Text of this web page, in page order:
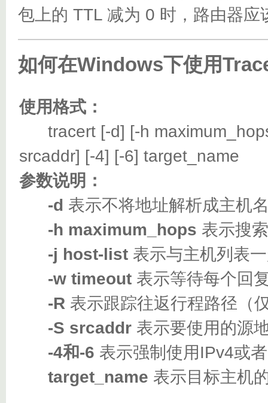
包上的 TTL 减为 0 时，路由器应
如何在Windows下使用
使用格式：
tracert [-d] [-h
srcaddr] [-4] [-6] target_name
参数说明：
-d 表示不将地址解析成主机
-h maximum_hops 表示搜
-j host-list 表示与主机列表
-w timeout 表示等待每个回
-R 表示跟踪往返行程路径（
-S srcaddr 表示要使用的源
-4和-6 表示强制使用IPv4或
target_name 表示目标主机